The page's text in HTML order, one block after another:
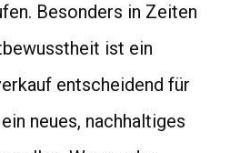
Besonders in Zeiten
ist ein
entscheidend für
neues, nachhaltiges